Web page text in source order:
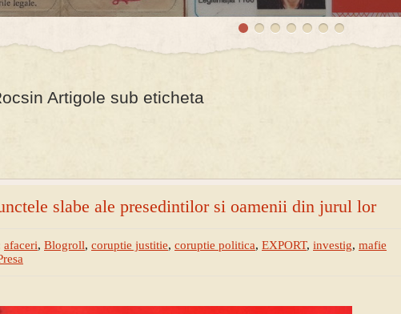
Artigole sub eticheta
slabe ale presedintilor si oamenii din jurul lor
afaceri, Blogroll, coruptie justitie, coruptie politica, EXPORT, investig, mafie